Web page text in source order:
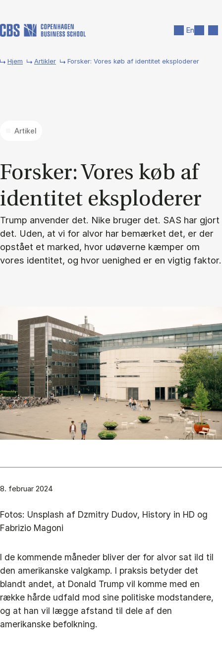
En
Hjem Artikler Forsker: Vores køb af identitet eksploderer
Artikel
For­sker: Vo­res køb af
iden­ti­tet eks­plo­de­rer
Trump anvender det. Nike bruger det. SAS har gjort
det. Uden, at vi for alvor har bemærket det, er der
opstået et marked, hvor udøverne kæmper om
vores identitet, og hvor uenighed er en vigtig faktor.
8. februar 2024
Fotos: Unsplash af Dzmitry Dudov, History in HD og
Fabrizio Magoni
I de kommende måneder bliver der for alvor sat ild til
den amerikanske valgkamp. I praksis betyder det
blandt andet, at Donald Trump vil komme med en
række hårde udfald mod sine politiske modstandere,
og at han vil lægge afstand til dele af den
amerikanske befolkning.